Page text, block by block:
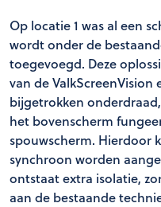
Op locatie 1 was al een
wordt onder de
toegevoegd. Deze
van de ValkScreenVision
bijgetrokken
het bovenscherm
spouwscherm. Hierdoor
synchroon worden
ontstaat extra isolatie,
aan de bestaande